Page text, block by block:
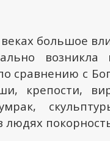
большое
сравнению с
крепости,
людях